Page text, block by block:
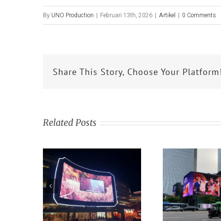
By UNO Production | Februari 13th, 2026 | Artikel | 0 Comments
Share This Story, Choose Your
Related Posts